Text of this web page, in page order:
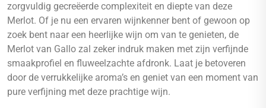
zorgvuldig gecreëerde complexiteit en diepte van deze
Merlot. Of je nu een ervaren wijnkenner bent of gewoon op
zoek bent naar een heerlijke wijn om van te genieten, de
Merlot van Gallo zal zeker indruk maken met zijn verfijnde
smaakprofiel en fluweelzachte afdronk. Laat je betoveren
door de verrukkelijke aroma’s en geniet van een moment van
pure verfijning met deze prachtige wijn.